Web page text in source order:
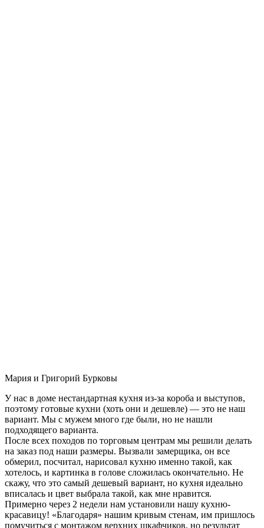
Мария и Григорий Бурковы
У нас в доме нестандартная кухня из-за короба и выступов,
поэтому готовые кухни (хоть они и дешевле) — это не наш
вариант. Мы с мужем много где были, но не нашли
подходящего варианта.
После всех походов по торговым центрам мы решили делать
на заказ под наши размеры. Вызвали замерщика, он все
обмерил, посчитал, нарисовал кухню именно такой, как
хотелось, и картинка в голове сложилась окончательно. Не
скажу, что это самый дешевый вариант, но кухня идеально
вписалась и цвет выбрала такой, как мне нравится.
Примерно через 2 недели нам установили нашу кухню-
красавицу! «Благодаря» нашим кривым стенам, им пришлось
помучиться с монтажом верхних шкафчиков, но результат